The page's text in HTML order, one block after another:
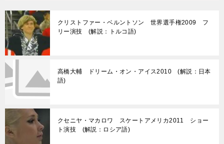
クリストファー・ベルントソン 世界選手権2009 フ
リー演技 (解説：トルコ語)
高橋大輔 ドリーム・オン・アイス2010 (解説：日本
語)
クセニヤ・マカロワ スケートアメリカ2011 ショー
ト演技 (解説：ロシア語)